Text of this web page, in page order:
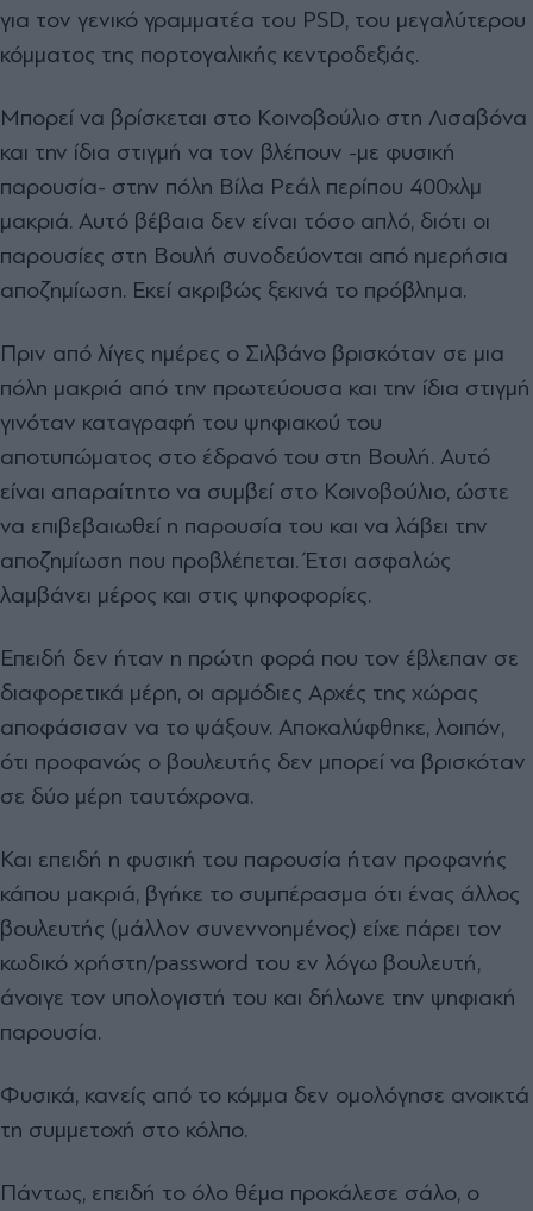
για τον γενικό γραμματέα του PSD, του μεγαλύτερου
κόμματος της πορτογαλικής κεντροδεξιάς.
Μπορεί να βρίσκεται στο Κοινοβούλιο στη Λισαβόνα
και την ίδια στιγμή να τον βλέπουν -με φυσική
παρουσία- στην πόλη Βίλα Ρεάλ περίπου 400χλμ
μακριά. Αυτό βέβαια δεν είναι τόσο απλό, διότι οι
παρουσίες στη Βουλή συνοδεύονται από ημερήσια
αποζημίωση. Εκεί ακριβώς ξεκινά το πρόβλημα.
Πριν από λίγες ημέρες ο Σιλβάνο βρισκόταν σε μια
πόλη μακριά από την πρωτεύουσα και την ίδια στιγμή
γινόταν καταγραφή του ψηφιακού του
αποτυπώματος στο έδρανό του στη Βουλή. Αυτό
είναι απαραίτητο να συμβεί στο Κοινοβούλιο, ώστε
να επιβεβαιωθεί η παρουσία του και να λάβει την
αποζημίωση που προβλέπεται. Έτσι ασφαλώς
λαμβάνει μέρος και στις ψηφοφορίες.
Επειδή δεν ήταν η πρώτη φορά που τον έβλεπαν σε
διαφορετικά μέρη, οι αρμόδιες Αρχές της χώρας
αποφάσισαν να το ψάξουν. Αποκαλύφθηκε, λοιπόν,
ότι προφανώς ο βουλευτής δεν μπορεί να βρισκόταν
σε δύο μέρη ταυτόχρονα.
Και επειδή η φυσική του παρουσία ήταν προφανής
κάπου μακριά, βγήκε το συμπέρασμα ότι ένας άλλος
βουλευτής (μάλλον συνεννοημένος) είχε πάρει τον
κωδικό χρήστη/password του εν λόγω βουλευτή,
άνοιγε τον υπολογιστή του και δήλωνε την ψηφιακή
παρουσία.
Φυσικά, κανείς από το κόμμα δεν ομολόγησε ανοικτά
τη συμμετοχή στο κόλπο.
Πάντως, επειδή το όλο θέμα προκάλεσε σάλο, ο